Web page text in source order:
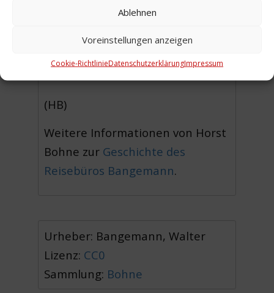
Ablehnen
Voreinstellungen anzeigen
Cookie-RichtlinieDatenschutzerklärungImpressum
sind datiert vom
9.9.1949, dieBilder 3 bis 6vom
7.10.1949 und das letzte
7. Bild
(HB)
Weitere Informationen von Horst
Bohne zur Geschichte des
Reisebüros Bangemann.
Urheber: Bangemann, Walter
Lizenz: CC0
Sammlung: Bohne